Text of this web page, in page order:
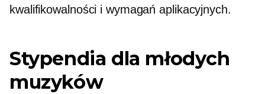
kwalifikowalności i wymagań aplikacyjnych.
Stypendia dla młodych
muzyków